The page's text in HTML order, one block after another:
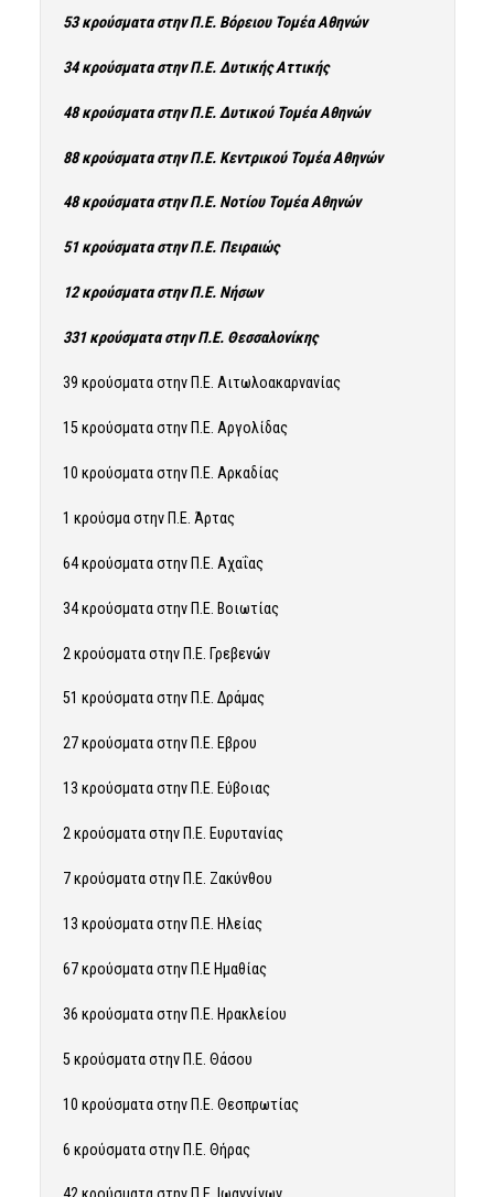
53 κρούσματα στην Π.Ε. Βόρειου Τομέα Αθηνών
34 κρούσματα στην Π.Ε. Δυτικής Αττικής
48 κρούσματα στην Π.Ε. Δυτικού Τομέα Αθηνών
88 κρούσματα στην Π.Ε. Κεντρικού Τομέα Αθηνών
48 κρούσματα στην Π.Ε. Νοτίου Τομέα Αθηνών
51 κρούσματα στην Π.Ε. Πειραιώς
12 κρούσματα στην Π.Ε. Νήσων
331 κρούσματα στην Π.Ε. Θεσσαλονίκης
39 κρούσματα στην Π.Ε. Αιτωλοακαρνανίας
15 κρούσματα στην Π.Ε. Αργολίδας
10 κρούσματα στην Π.Ε. Αρκαδίας
1 κρούσμα στην Π.Ε. Άρτας
64 κρούσματα στην Π.Ε. Αχαΐας
34 κρούσματα στην Π.Ε. Βοιωτίας
2 κρούσματα στην Π.Ε. Γρεβενών
51 κρούσματα στην Π.Ε. Δράμας
27 κρούσματα στην Π.Ε. Εβρου
13 κρούσματα στην Π.Ε. Εύβοιας
2 κρούσματα στην Π.Ε. Ευρυτανίας
7 κρούσματα στην Π.Ε. Ζακύνθου
13 κρούσματα στην Π.Ε. Ηλείας
67 κρούσματα στην Π.Ε Ημαθίας
36 κρούσματα στην Π.Ε. Ηρακλείου
5 κρούσματα στην Π.Ε. Θάσου
10 κρούσματα στην Π.Ε. Θεσπρωτίας
6 κρούσματα στην Π.Ε. Θήρας